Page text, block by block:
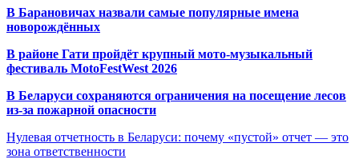
В Барановичах назвали самые популярные имена
новорождённых
В районе Гати пройдёт крупный мото-музыкальный
фестиваль MotoFestWest 2026
В Беларуси сохраняются ограничения на посещение лесов
из-за пожарной опасности
Нулевая отчетность в Беларуси: почему «пустой» отчет — это
зона ответственности